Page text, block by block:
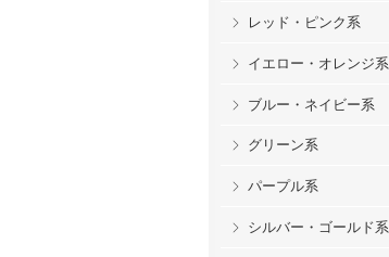
レッド・ピンク系
イエロー・オレンジ系
ブルー・ネイビー系
グリーン系
パープル系
シルバー・ゴールド系